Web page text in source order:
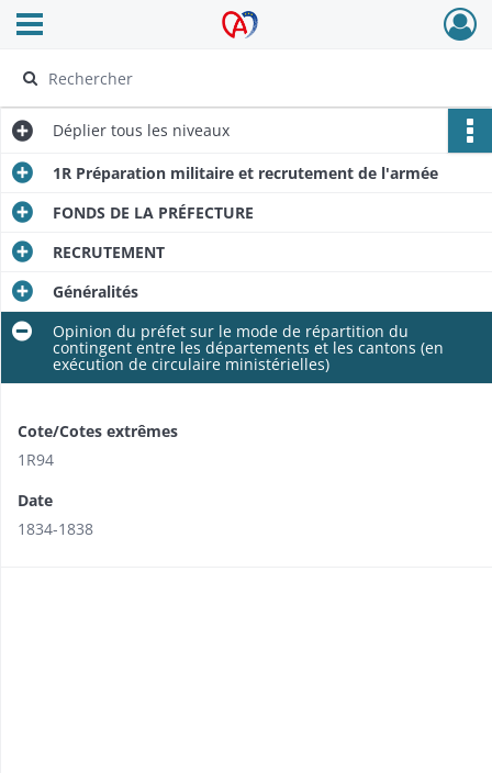
Archives Alsace - Colmar
Ouvrir le menu déroulant
Déplier tous les niveaux
1R Préparation militaire et recrutement de l'armée
FONDS DE LA PRÉFECTURE
RECRUTEMENT
Généralités
Opinion du préfet sur le mode de répartition du
contingent entre les départements et les cantons (en
exécution de circulaire ministérielles)
Cote/Cotes extrêmes
1R94
Date
1834-1838